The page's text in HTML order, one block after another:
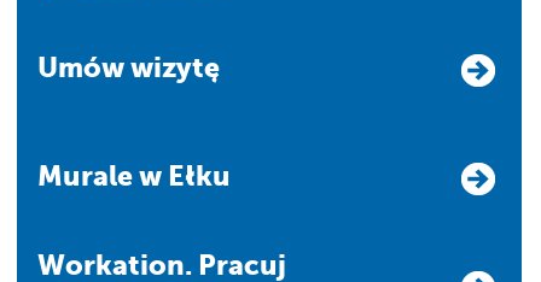
Umów wizytę
Murale w Ełku
Workation. Pracuj